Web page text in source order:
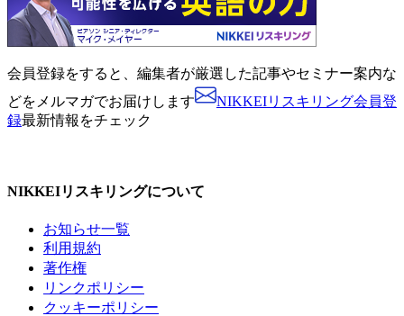
会員登録をすると、 編集者が厳選した記事やセミナー案内な
どをメルマガでお届けします
NIKKEIリスキリング会員登
録最新情報をチェック
NIKKEIリスキリングについて
お知らせ一覧
利用規約
著作権
リンクポリシー
クッキーポリシー